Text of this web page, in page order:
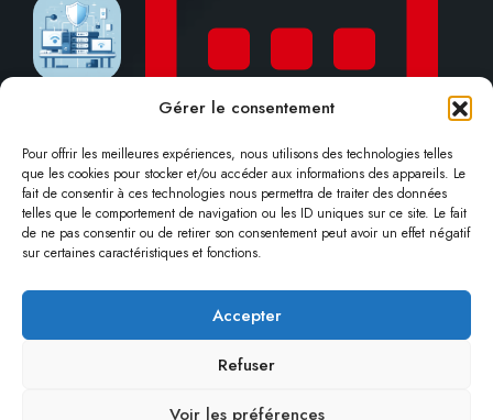
Gérer le consentement
Pour offrir les meilleures expériences, nous utilisons des technologies telles
que les cookies pour stocker et/ou accéder aux informations des appareils. Le
fait de consentir à ces technologies nous permettra de traiter des données
telles que le comportement de navigation ou les ID uniques sur ce site. Le fait
de ne pas consentir ou de retirer son consentement peut avoir un effet négatif
sur certaines caractéristiques et fonctions.
Accepter
Refuser
Voir les préférences
15 janvier 2025
Politique de confidentialité